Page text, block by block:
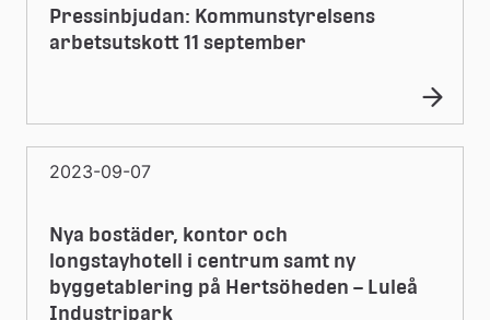
Pressinbjudan: Kommunstyrelsens
arbetsutskott 11 september
2023-09-07
Nya bostäder, kontor och
longstayhotell i centrum samt ny
byggetablering på Hertsöheden – Luleå
Industripark